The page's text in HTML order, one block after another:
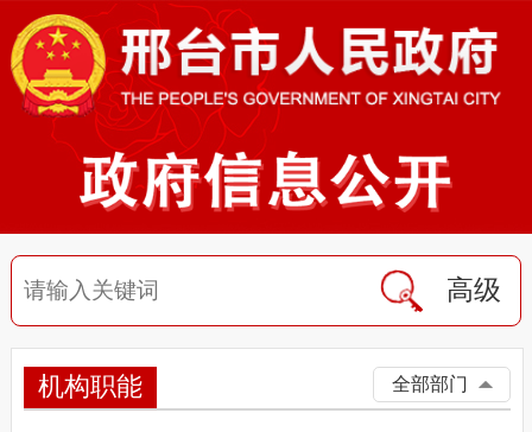
高级
机构职能 全部部门